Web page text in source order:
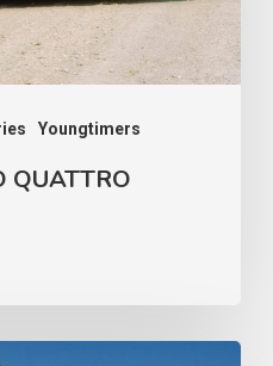
Youngtimers
QUATTRO